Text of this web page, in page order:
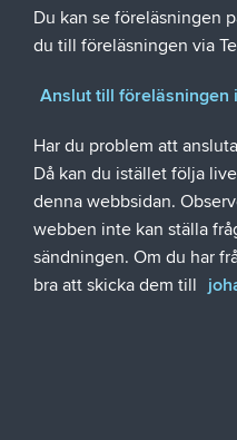
Du kan se föreläsningen
du till föreläsningen via
Anslut till föreläsningen
Har du problem att
Då kan du istället följa
denna webbsidan.
webben inte kan ställa
sändningen. Om du har
bra att skicka dem till